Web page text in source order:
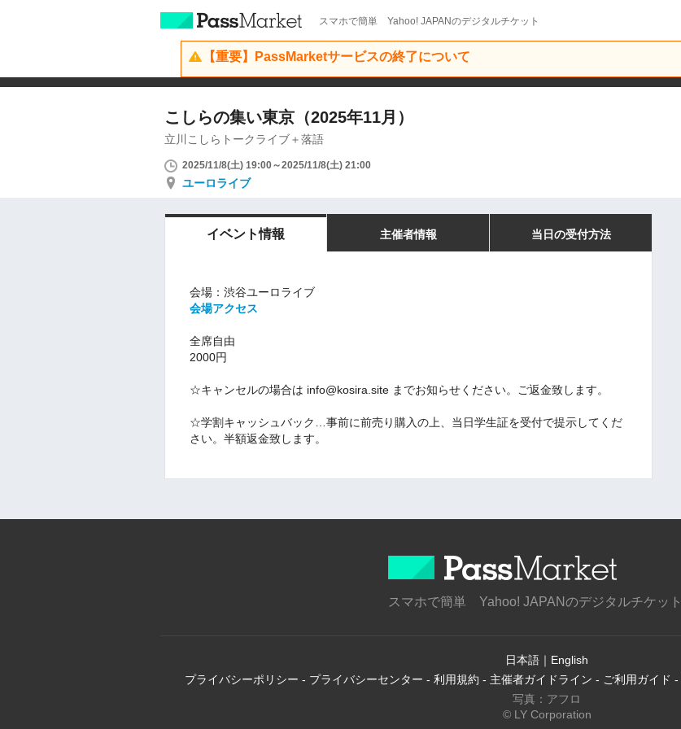
スマホで簡単 Yahoo! JAPANのデジタルチケット
【重要】PassMarketサービスの終了について
こしらの集い東京（2025年11月）
立川こしらトークライブ＋落語
2025/11/8(土) 19:00～2025/11/8(土) 21:00
ユーロライブ
イベント情報 主催者情報 当日の受付方法
会場：渋谷ユーロライブ
会場アクセス
全席自由
2000円
☆キャンセルの場合は info@kosira.site までお知らせください。ご返金致します。
☆学割キャッシュバック…事前に前売り購入の上、当日学生証を受付で提示してくだ
さい。半額返金致します。
スマホで簡単 Yahoo! JAPANのデジタルチケット
日本語 ｜ English
プライバシーポリシー - プライバシーセンター - 利用規約 - 主催者ガイドライン - ご利用ガイド -
写真：アフロ
© LY Corporation